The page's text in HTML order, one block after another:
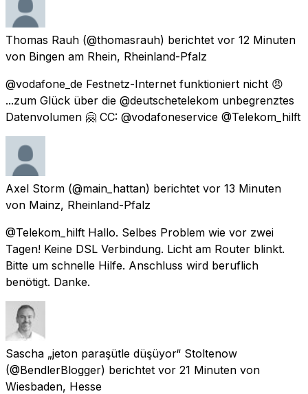
Thomas Rauh (@thomasrauh) berichtet vor 12 Minuten
von Bingen am Rhein, Rheinland-Pfalz
@vodafone_de Festnetz-Internet funktioniert nicht 😠
...zum Glück über die @deutschetelekom unbegrenztes
Datenvolumen 🤗 CC: @vodafoneservice @Telekom_hilft
Axel Storm (@main_hattan) berichtet vor 13 Minuten
von Mainz, Rheinland-Pfalz
@Telekom_hilft Hallo. Selbes Problem wie vor zwei
Tagen! Keine DSL Verbindung. Licht am Router blinkt.
Bitte um schnelle Hilfe. Anschluss wird beruflich
benötigt. Danke.
Sascha „jeton paraşütle düşüyor“ Stoltenow
(@BendlerBlogger) berichtet vor 21 Minuten von
Wiesbaden, Hesse